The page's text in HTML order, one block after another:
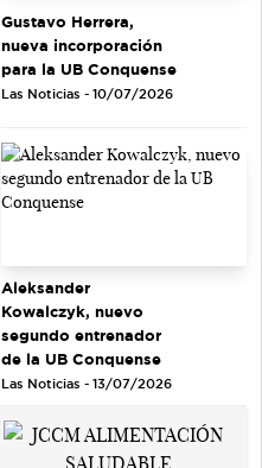
Gustavo Herrera,
nueva incorporación
para la UB Conquense
Las Noticias - 10/07/2026
Aleksander
Kowalczyk, nuevo
segundo entrenador
de la UB Conquense
Las Noticias - 13/07/2026